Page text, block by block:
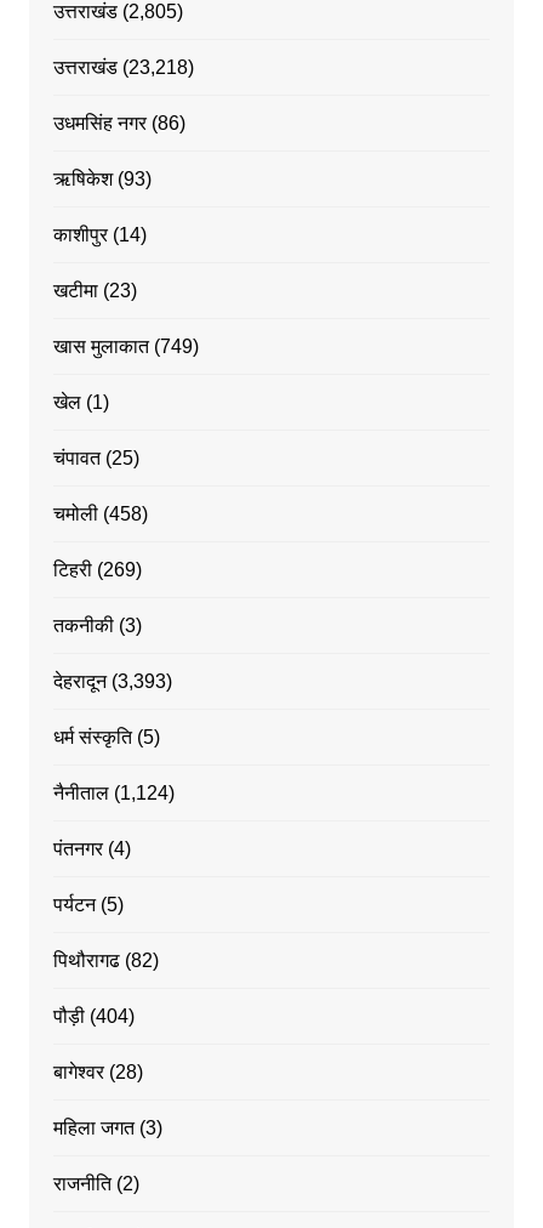
उत्तराखंड(2,805)
उत्तराखंड(23,218)
उधमसिंह नगर(86)
ऋषिकेश(93)
काशीपुर(14)
खटीमा(23)
खास मुलाकात(749)
खेल(1)
चंपावत(25)
चमोली(458)
टिहरी(269)
तकनीकी(3)
देहरादून(3,393)
धर्म संस्कृति(5)
नैनीताल(1,124)
पंतनगर(4)
पर्यटन(5)
पिथौरागढ(82)
पौड़ी(404)
बागेश्वर(28)
महिला जगत(3)
राजनीति(2)